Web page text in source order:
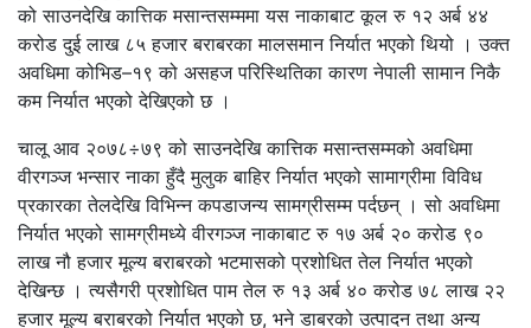
को साउनदेखि कात्तिक मसान्तसम्ममा यस नाकाबाट कूल रु १२ अर्ब ४४
करोड दुई लाख ८५ हजार बराबरका मालसमान निर्यात भएको थियो । उक्त
अवधिमा कोभिड–१९ को असहज परिस्थितिका कारण नेपाली सामान निकै
कम निर्यात भएको देखिएको छ ।
चालू आव २०७८÷७९ को साउनदेखि कात्तिक मसान्तसम्मको अवधिमा
वीरगञ्ज भन्सार नाका हुँदै मुलुक बाहिर निर्यात भएको सामाग्रीमा विविध
प्रकारका तेलदेखि विभिन्न कपडाजन्य सामग्रीसम्म पर्दछन् । सो अवधिमा
निर्यात भएको सामग्रीमध्ये वीरगञ्ज नाकाबाट रु १७ अर्ब २० करोड ९०
लाख नौ हजार मूल्य बराबरको भटमासको प्रशोधित तेल निर्यात भएको
देखिन्छ । त्यसैगरी प्रशोधित पाम तेल रु १३ अर्ब ४० करोड ७८ लाख २२
हजार मूल्य बराबरको निर्यात भएको छ, भने डाबरको उत्पादन तथा अन्य